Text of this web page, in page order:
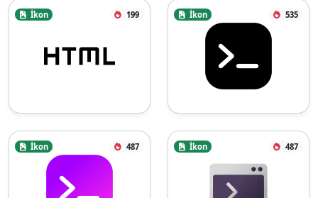
İkon 199 İkon 535
İkon 487 İkon 487